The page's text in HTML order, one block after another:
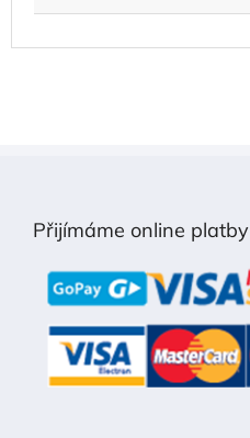
Přijímáme online platby